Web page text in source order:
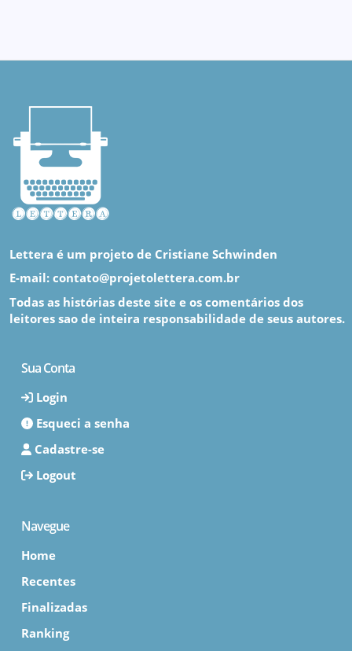
Lettera é um projeto de Cristiane Schwinden
E-mail: contato@projetolettera.com.br
Todas as histórias deste site e os comentários dos
leitores sao de inteira responsabilidade de seus autores.
Sua Conta
Login
Esqueci a senha
Cadastre-se
Logout
Navegue
Home
Recentes
Finalizadas
Ranking